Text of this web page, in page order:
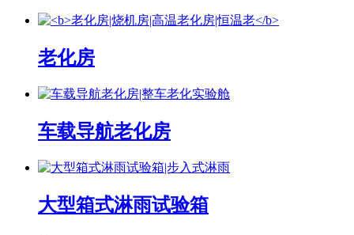
老化房
车载导航老化房
大型箱式淋雨试验箱